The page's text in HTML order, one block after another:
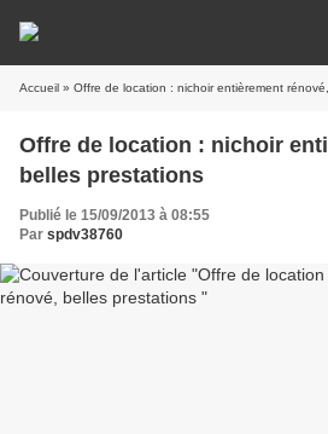
Accueil » Offre de location : nichoir entièrement
Offre de location : nichoir
belles prestations
Publié le 15/09/2013 à 08:55
Par spdv38760